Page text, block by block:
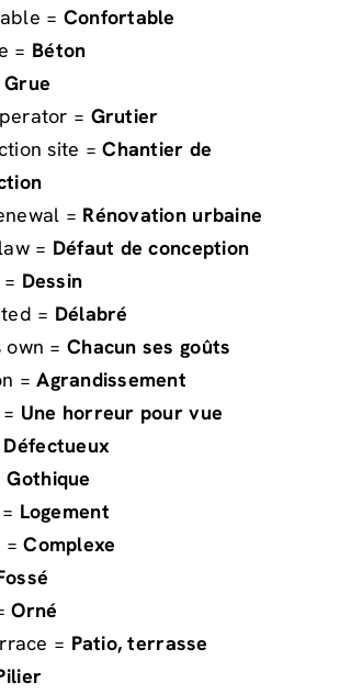
= Confortable
= Béton
Grue
= Grutier
site =Chantier de
= Rénovation urbaine
= Défaut de conception
Dessin
= Délabré
own =Chacun ses goûts
=Agrandissement
Une horreur pour vue
Défectueux
Gothique
Logement
=Complexe
Orné
= Patio, terrasse